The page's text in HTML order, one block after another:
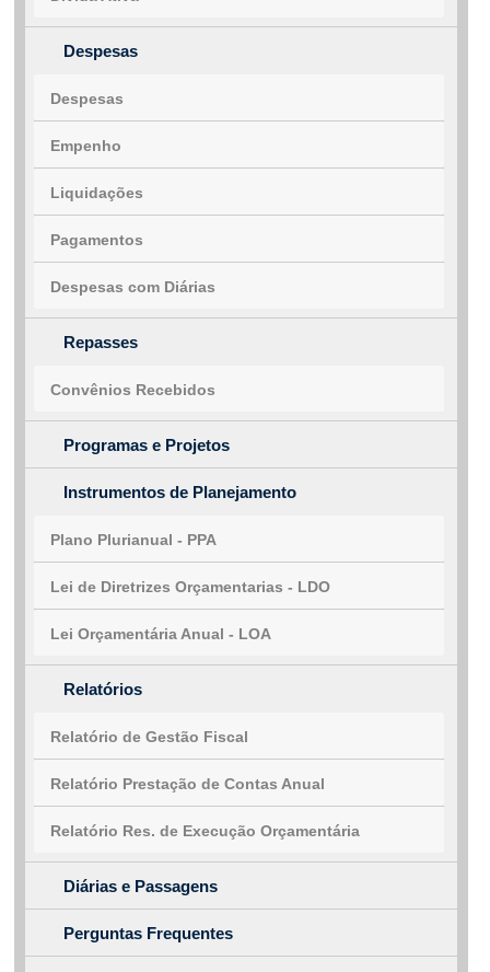
Despesas
Despesas
Empenho
Liquidações
Pagamentos
Despesas com Diárias
Repasses
Convênios Recebidos
Programas e Projetos
Instrumentos de Planejamento
Plano Plurianual - PPA
Lei de Diretrizes Orçamentarias - LDO
Lei Orçamentária Anual - LOA
Relatórios
Relatório de Gestão Fiscal
Relatório Prestação de Contas Anual
Relatório Res. de Execução Orçamentária
Diárias e Passagens
Perguntas Frequentes